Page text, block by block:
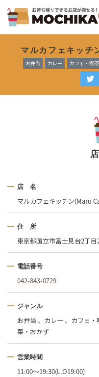
マルカフェキッ
お弁当 カレー カフェ・喫
店 名
マルカフェキッチン(Maru
住 所
東京都国立市富士見台2丁
電話番号
042-843-0729
ジャンル
お弁当 、カレー 、カフェ
菜・おかず
営業時間
11:00～19:30(L.O19:00)